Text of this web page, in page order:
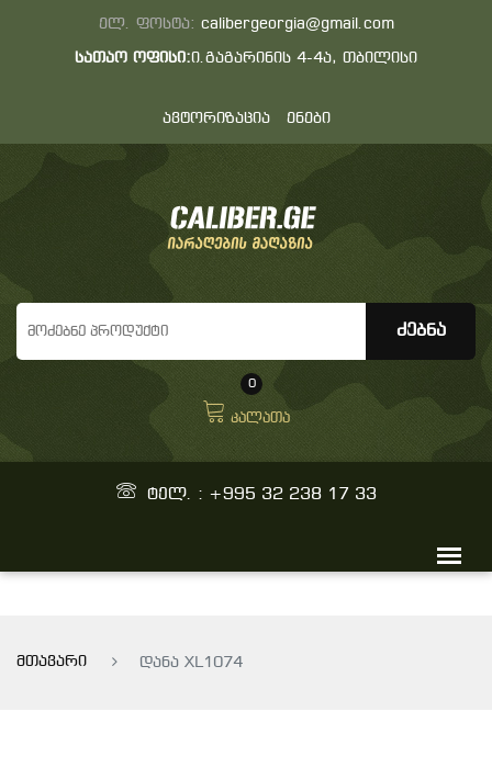
ელ. ფოსტა: calibergeorgia@gmail.com
სათაო ოფისი:ი.გაგარინის 4-4ა, თბილისი
ავტორიზაცია ენები
0
კალათა
ტელ. : +995 32 238 17 33
მთავარი დანა XL1074